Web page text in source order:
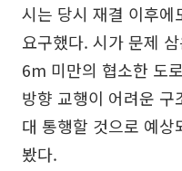
시는 당시 재결 이후
요구했다. 시가 문제
6m 미만의 협소한 도
방향 교행이 어려운
대 통행할 것으로 예
봤다.